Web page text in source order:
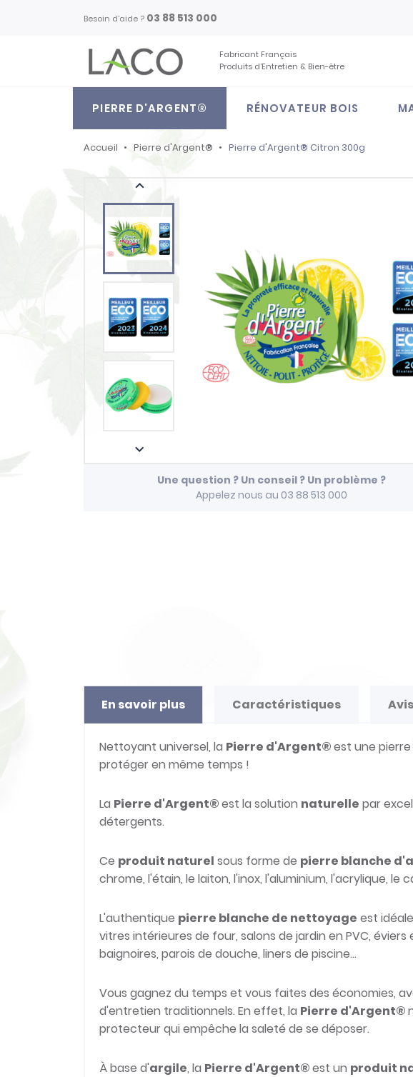
Besoin d'aide ? 03 88 513 000
Fabricant Français
Produits d’Entretien & Bien-être
PIERRE D'ARGENT® RÉNOVATEUR BOIS
Accueil Pierre d'Argent® Pierre d'Argent® Citron 300g


Une question ? Un conseil ? Un problème ?
Appelez nous au 03 88 513 000
En savoir plus Caractéristiques Avis
Nettoyant universel, la Pierre d'Argent®est une
protéger en même temps !
La Pierre d'Argent®est la solution naturelle par
détergents.
Ce produit naturel sous forme de pierre blanche
chrome, l'étain, le laiton, l'inox, l'aluminium, l'acrylique,
L'authentique pierre blanche de nettoyage est
vitres intérieures de four, salons de jardin en PVC,
baignoires, parois de douche, liners de piscine...
Vous gagnez du temps et vous faites des économies,
d'entretien traditionnels. En effet, la Pierre d'Argent®
protecteur qui empêche la saleté de se déposer.
À base d'argile, la Pierre d'Argent®est un produit